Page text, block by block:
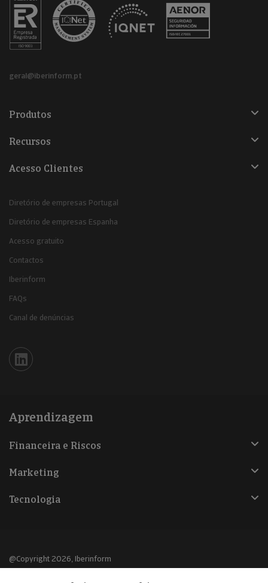
geral@iberinform.pt
Produtos
Recursos
Acesso Clientes
Diretório de empresas Portugal
Diretório de empresas Espanha
Acesso gratuito
Contactos
Iberinform
FAQs
Canal de denúncias
Iberinform en Linkedin
Aprendizagem
Financeira e Riscos
Marketing
Tecnologia
@Copyright 2026, Iberinform